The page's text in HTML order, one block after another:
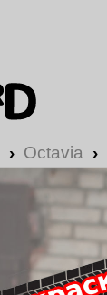
› Octavia ›